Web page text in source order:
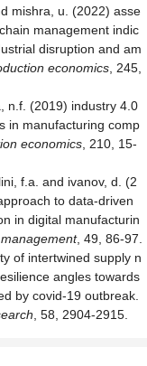
mishra, u. (2022) asse
management indic
disruption and am
economics , 245,
n.f. (2019) industry 4.0
in manufacturing comp
economics , 210, 15-
f.a. and ivanov, d. (2
to data-driven
in digital manufacturin
, 49, 86-97.
of intertwined supply n
angles towards
by covid-19 outbreak.
, 58, 2904-2915.